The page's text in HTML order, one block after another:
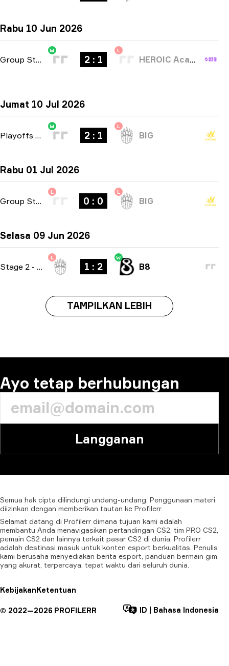
Rabu 10 Jun 2026
Group Stage -bo3
W
2 : 1
L
HEROIC Academy
Jumat 10 Jul 2026
Playoffs bo3
W
2 : 1
L
BIG
Rabu 01 Jul 2026
Group Stage
L
0 : 0
L
BIG
Selasa 09 Jun 2026
Stage 2 - bo3
L
1 : 2
W
B8
TAMPILKAN LEBIH
Ayo tetap berhubungan
Langganan
Semua hak cipta dilindungi undang-undang. Penggunaan materi
diizinkan dengan memberikan tautan ke Profilerr.
Selamat datang di Profilerr dimana tujuan kami adalah
membantu Anda menavigasikan pertandingan CS2, tim PRO CS2,
pemain CS2 dan lainnya terkait pasar CS2 di dunia. Profilerr
adalah destinasi masuk untuk konten esport berkualitas. Penulis
kami berusaha menyediakan berita esport, panduan bermain gim
yang akurat, terpercaya, tepat waktu dari seluruh dunia.
KebijakanKetentuan
© 2022—2026 PROFILERR ID Bahasa Indonesia